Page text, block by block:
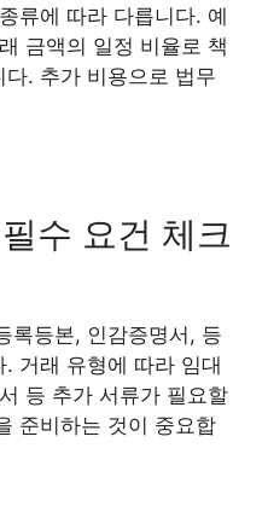
류에 따라 다릅니다. 예
금액의 일정 비율로 책
. 추가 비용으로 법무
수 요건 체크
록등본, 인감증명서, 등
거래 유형에 따라 임대
등 추가 서류가 필요할
준비하는 것이 중요합